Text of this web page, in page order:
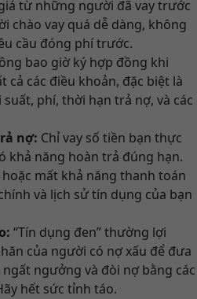
từ những người đã vay trước
chào vay quá dễ dàng, không
cầu đóng phí trước.
bao giờ ký hợp đồng khi
cả các điều khoản, đặc biệt là
phí, thời hạn trả nợ, và các
nợ: Chỉ vay số tiền bạn thực
khả năng hoàn trả đúng hạn.
mất khả năng thanh toán
và lịch sử tín dụng của bạn
“Tín dụng đen” thường lợi
của người có nợ xấu để đưa
ngất ngưởng và đòi nợ bằng các
hết sức tỉnh táo.